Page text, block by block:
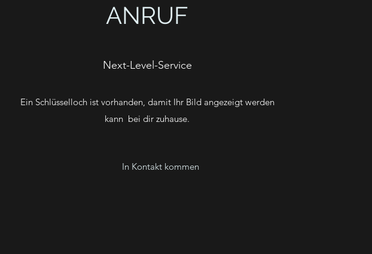
ANRUF
Next-Level-Service
Ein Schlüsselloch ist vorhanden, damit Ihr Bild angezeigt werden
kann bei dir zuhause.
In Kontakt kommen